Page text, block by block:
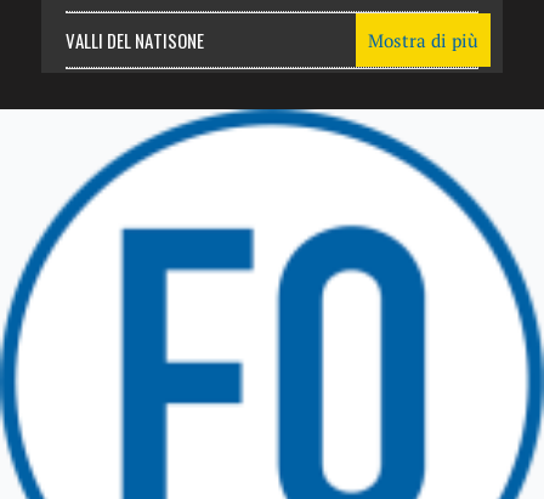
VALLI DEL NATISONE
TRICESIMO
TARCENTO
GEMONA DEL FRIULI
Mostra di più